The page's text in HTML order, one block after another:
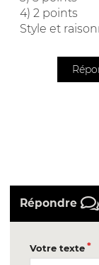
4) 2 points
Style et
Répondre
Votre texte